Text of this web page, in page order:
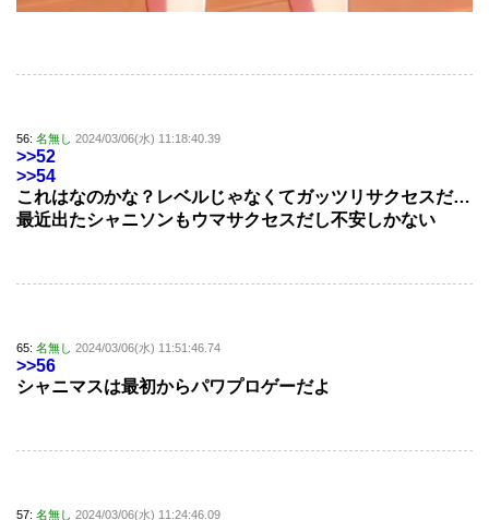
56: 名無し 2024/03/06(水) 11:18:40.39
>>52
>>54
これはなのかな？レベルじゃなくてガッツリサクセスだ…
最近出たシャニソンもウマサクセスだし不安しかない
65: 名無し 2024/03/06(水) 11:51:46.74
>>56
シャニマスは最初からパワプロゲーだよ
57: 名無し 2024/03/06(水) 11:24:46.09